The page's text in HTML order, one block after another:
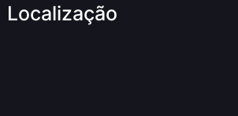
Localização